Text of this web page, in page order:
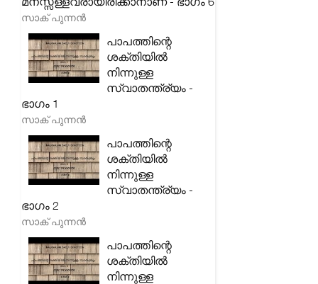
സാക് പുന്നൻ
പാപത്തിന്റെ
ശക്തിയിൽ
നിന്നുള്ള
സ്വാതന്ത്ര്യം -
ഭാഗം 1
സാക് പുന്നൻ
പാപത്തിന്റെ
ശക്തിയിൽ
നിന്നുള്ള
സ്വാതന്ത്ര്യം -
ഭാഗം 2
സാക് പുന്നൻ
പാപത്തിന്റെ
ശക്തിയിൽ
നിന്നുള്ള